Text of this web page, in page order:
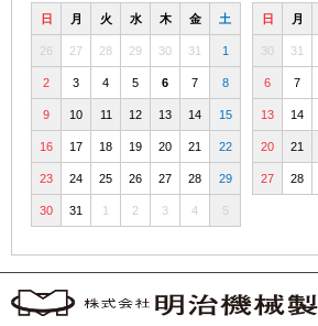
日 月 火 水 木 金 土
26 27 28 29 30 31 1
2 3 4 5 6 7 8
9 10 11 12 13 14 15
16 17 18 19 20 21 22
23 24 25 26 27 28 29
30 31 1 2 3 4 5
日 月
30 31
6 7
13 14
20 21
27 28